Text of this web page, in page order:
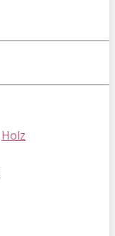
Holz